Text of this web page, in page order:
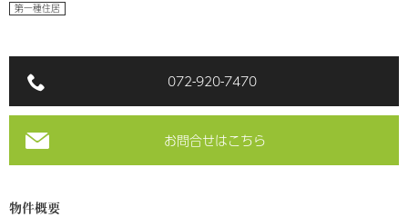
第一種住居
072-920-7470
お問合せはこちら
物件概要